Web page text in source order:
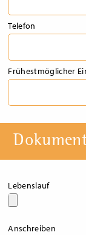
Telefon
Frühestmöglicher
Lebenslauf
Anschreiben